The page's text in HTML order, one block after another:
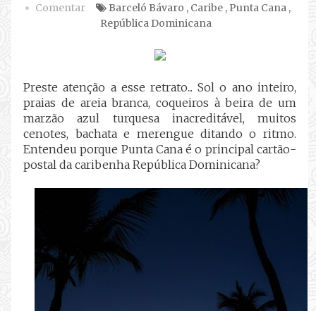
Comentar Barceló Bávaro , Caribe , Punta Cana ,
República Dominicana
Preste atenção a esse retrato... Sol o ano inteiro,
praias de areia branca, coqueiros à beira de um
marzão azul turquesa inacreditável, muitos
cenotes, bachata e merengue ditando o ritmo.
Entendeu porque Punta Cana é o principal cartão-
postal da caribenha República Dominicana?